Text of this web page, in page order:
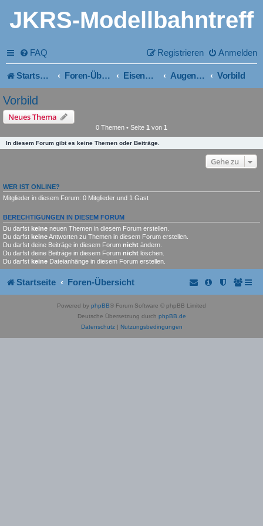
JKRS-Modellbahntreff
FAQ Anmelden
Registrieren
Startseite Foren-Übersicht Eisenbahntipps Augenschmaus Vorbild
Vorbild
Neues Thema
0 Themen • Seite 1 von 1
In diesem Forum gibt es keine Themen oder Beiträge.
Gehe zu
WER IST ONLINE?
Mitglieder in diesem Forum: 0 Mitglieder und 1 Gast
BERECHTIGUNGEN IN DIESEM FORUM
Du darfst keine neuen Themen in diesem Forum erstellen.
Du darfst keineAntworten zu Themen in diesem Forum erstellen.
Du darfst deine Beiträge in diesem Forum nicht ändern.
Du darfst deine Beiträge in diesem Forum nicht löschen.
Du darfst keine Dateianhänge in diesem Forum erstellen.
Startseite Foren-Übersicht
Powered by phpBB® Forum Software © phpBB Limited
Deutsche Übersetzung durch phpBB.de
Datenschutz| Nutzungsbedingungen